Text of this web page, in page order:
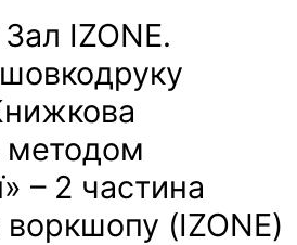
IZONE.
методом
– 2 частина
(IZONE)